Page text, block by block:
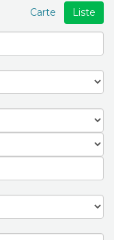
Liste
Carte